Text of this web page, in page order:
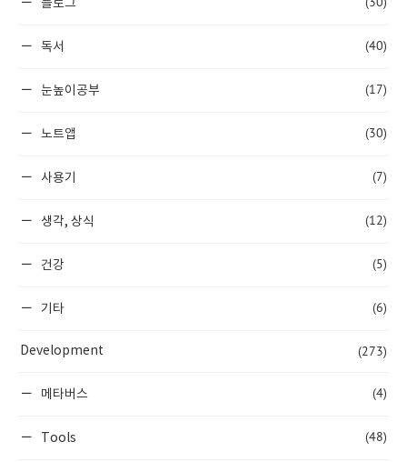
블로그
독서 (40)
눈높이공부 (17)
노트앱 (30)
사용기 (7)
생각, 상식 (12)
건강 (5)
기타 (6)
Development (273)
메타버스 (4)
Tools (48)